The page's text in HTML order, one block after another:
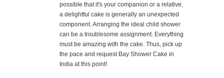
possible that it's your companion or a relative,
a delightful cake is generally an unexpected
component. Arranging the ideal child shower
can be a troublesome assignment. Everything
must be amazing with the cake. Thus, pick up
the pace and request Bay Shower Cake in
India at this point!